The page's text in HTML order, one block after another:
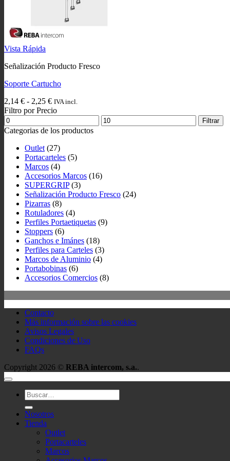
Vista Rápida
Señalización Producto Fresco
Soporte Cartucho
2,14 € - 2,25 €Rango
de
desde
2,14 €
hasta
2,25 €
IVA incl.
Filtro por Precio
Precio
mínimo
Precio
máximo
Filtrar
Categorias de los productos
Outlet (27)
Portacarteles (5)
Marcos (4)
Accesorios Marcos (16)
SUPERGRIP (3)
Señalización Producto Fresco (24)
Pizarras (8)
Rotuladores (4)
Perfiles Portaetiquetas (9)
Stoppers (6)
Ganchos e Imánes (18)
Perfiles para Carteles (3)
Marcos de Aluminio (4)
Portabobinas (6)
Accesorios Comercios (8)
Contacto
Más información sobre las cookies
Avisos Legales
Condiciones de Uso
FAQs
Copyright 2026 © REBA intercom, s.a..
Buscar
por:
Nosotros
Tienda
Outlet
Portacarteles
Marcos